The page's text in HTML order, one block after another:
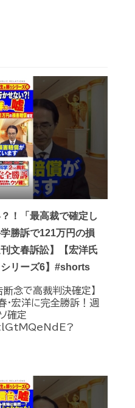
！「最高裁で確定し
勝訴で121万円の損
文春訴訟】【宏洋氏
リーズ6】#shorts
断念で高裁判決確定】
・宏洋に完全勝訴！週
確定